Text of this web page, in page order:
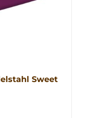
Sweet